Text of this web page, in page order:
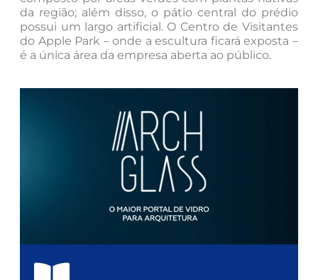
da região; além disso, o pátio central do prédio
possui um largo artificial. O Centro de Visitantes
do Apple Park – onde a escultura ficará exposta –
é a única área da empresa aberta ao público.